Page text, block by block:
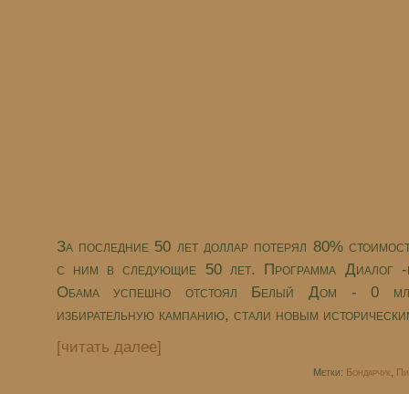
За последние 50 лет доллар потерял 80%
с ним в следующие 50 лет. Программа Диалог -
Обама успешно отстоял Белый Дом - 0
избирательную кампанию, стали новым
[читать далее]
Метки: Бондарчук